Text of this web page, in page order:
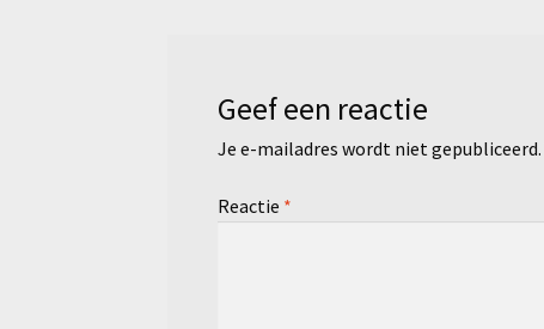
Geef een reactie
Je e-mailadres wordt niet gepubliceerd.
Reactie *